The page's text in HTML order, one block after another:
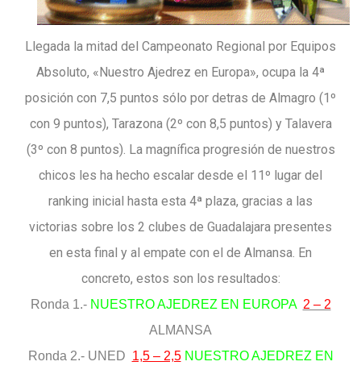
Llegada la mitad del Campeonato Regional por Equipos
Absoluto, «Nuestro Ajedrez en Europa», ocupa la 4ª
posición con 7,5 puntos sólo por detras de Almagro (1º
con 9 puntos), Tarazona (2º con 8,5 puntos) y Talavera
(3º con 8 puntos). La magnífica progresión de nuestros
chicos les ha hecho escalar desde el 11º lugar del
ranking inicial hasta esta 4ª plaza, gracias a las
victorias sobre los 2 clubes de Guadalajara presentes
en esta final y al empate con el de Almansa. En
concreto, estos son los resultados:
Ronda 1.- NUESTRO AJEDREZ EN EUROPA 2 – 2
ALMANSA
Ronda 2.- UNED 1,5 – 2,5 NUESTRO AJEDREZ EN